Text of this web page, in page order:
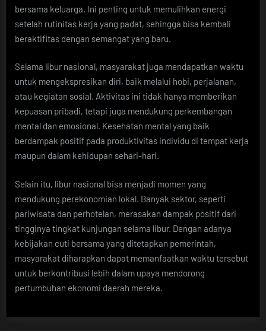
bersama keluarga. Ini penting untuk memulihkan energi
setelah rutinitas kerja yang padat, sehingga bisa kembali
beraktifitas dengan semangat yang baru.
Selama libur nasional, masyarakat juga mendapatkan waktu
untuk mengekspresikan diri, baik melalui hobi, perjalanan,
atau kegiatan sosial. Aktivitas ini tidak hanya memberikan
kepuasan pribadi, tetapi juga mendukung perkembangan
mental dan emosional. Kesehatan mental yang baik
berdampak positif pada produktivitas individu di tempat kerja
maupun dalam kehidupan sehari-hari.
Selain itu, libur nasional bisa menjadi momen yang
mendukung perekonomian lokal. Banyak sektor, seperti
pariwisata dan perhotelan, merasakan dampak positif dari
tingginya tingkat kunjungan selama libur. Dengan adanya
kebijakan cuti bersama yang ditetapkan pemerintah,
masyarakat diharapkan dapat memanfaatkan waktu tersebut
untuk berkontribusi lebih dalam upaya mendorong
pertumbuhan ekonomi daerah mereka.